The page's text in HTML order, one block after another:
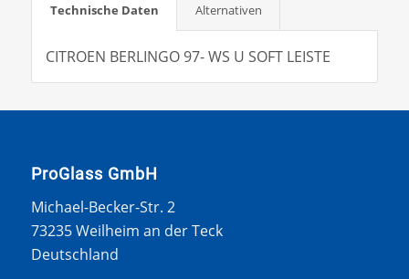
Technische Daten Alternativen
CITROEN BERLINGO 97- WS U SOFT LEISTE
ProGlass GmbH
Michael-Becker-Str. 2
73235 Weilheim an der Teck
Deutschland